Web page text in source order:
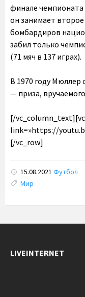
финале чемпионата
он занимает
бомбардиров
забил только
(71 мяч в 137 играх).
В 1970 году Мюллер
— приза,
[/
link=»https://
[/vc_row]
15.08.2021 Футбол
Tags:
Мир
LIVEINTERNET